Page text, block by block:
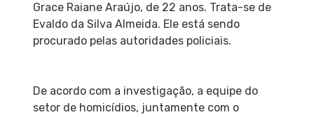
Grace Raiane Araújo, de 22 anos. Trata-se de
Evaldo da Silva Almeida. Ele está sendo
procurado pelas autoridades policiais.
De acordo com a investigação, a equipe do
setor de homicídios, juntamente com o